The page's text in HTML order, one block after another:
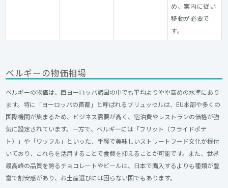
め、案内に従い
移動が必要で
す。
ベルギーの物価相場
ベルギーの物価は、西ヨーロッパ諸国の中でも平均よりやや高めの水準にあり
ます。特に「ヨーロッパの首都」と呼ばれるブリュッセルは、EU本部や多くの
国際機関が集まるため、ビジネス需要が高く、宿泊費やレストランの価格が強
気に設定されています。一方で、ベルギーには「フリット（フライドポテ
ト）」や「ワッフル」といった、手軽で美味しいストリートフード文化が根付
いており、これらを活用することで食費を抑えることが可能です。また、世界
最高峰の品質を誇るチョコレートやビールは、日本で購入するよりも種類が豊
富で割安感があり、お土産選びには困らない国でもあります。